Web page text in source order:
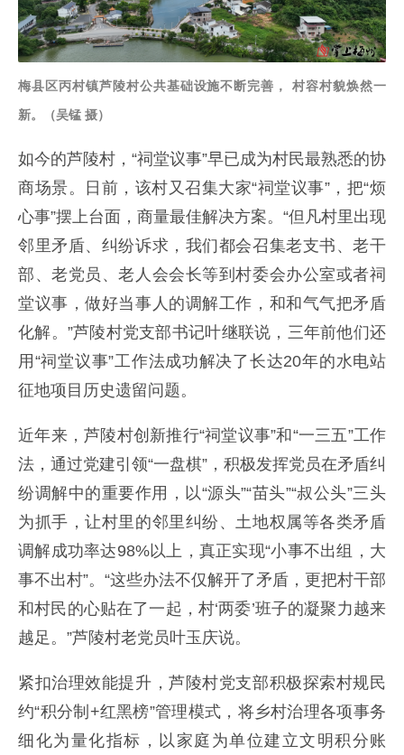
梅县区丙村镇芦陵村公共基础设施不断完善， 村容村貌焕然一
新。（吴锰 摄）
如今的芦陵村，“祠堂议事”早已成为村民最熟悉的协
商场景。日前，该村又召集大家“祠堂议事”，把“烦
心事”摆上台面，商量最佳解决方案。“但凡村里出现
邻里矛盾、纠纷诉求，我们都会召集老支书、老干
部、老党员、老人会会长等到村委会办公室或者祠
堂议事，做好当事人的调解工作，和和气气把矛盾
化解。”芦陵村党支部书记叶继联说，三年前他们还
用“祠堂议事”工作法成功解决了长达20年的水电站
征地项目历史遗留问题。
近年来，芦陵村创新推行“祠堂议事”和“一三五”工作
法，通过党建引领“一盘棋”，积极发挥党员在矛盾纠
纷调解中的重要作用，以“源头”“苗头”“叔公头”三头
为抓手，让村里的邻里纠纷、土地权属等各类矛盾
调解成功率达98%以上，真正实现“小事不出组，大
事不出村”。“这些办法不仅解开了矛盾，更把村干部
和村民的心贴在了一起，村‘两委’班子的凝聚力越来
越足。”芦陵村老党员叶玉庆说。
紧扣治理效能提升，芦陵村党支部积极探索村规民
约“积分制+红黑榜”管理模式，将乡村治理各项事务
细化为量化指标，以家庭为单位建立文明积分账